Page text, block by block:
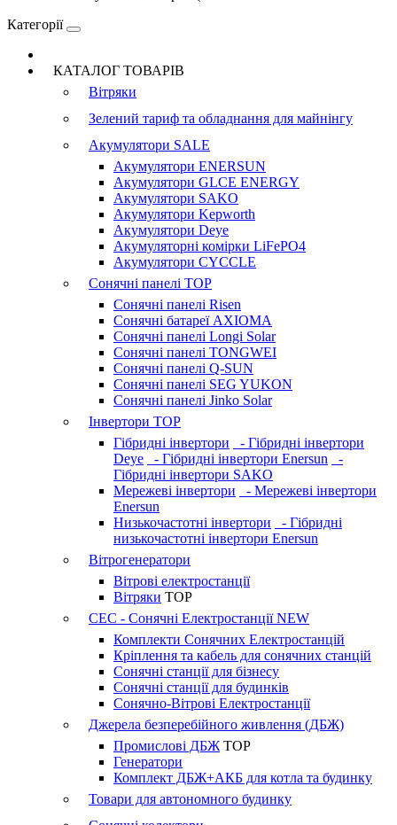
Категорії
КАТАЛОГ ТОВАРІВ
Вітряки
Зелений тариф та обладнання для майнінгу
Акумулятори SALE
Акумулятори ENERSUN
Акумулятори GLCE ENERGY
Акумулятори SAKO
Акумулятори Kepworth
Акумулятори Deye
Акумуляторні комірки LiFePO4
Акумулятори CYCCLE
Сонячні панелі TOP
Сонячні панелі Risen
Сонячні батареї AXIOMA
Сонячні панелі Longi Solar
Сонячні панелі TONGWEI
Сонячні панелі Q-SUN
Сонячні панелі SEG YUKON
Сонячні панелі Jinko Solar
Інвертори TOP
Гібридні інвертори
- Гібридні інвертори
Deye
- Гібридні інвертори Enersun
-
Гібридні інвертори SAKO
Мережеві інвертори
- Мережеві інвертори
Enersun
Низькочастотні інвертори
- Гібридні
низькочастотні інвертори Enersun
Вітрогенератори
Вітрові електростанції
Вітряки TOP
СЕС - Сонячні Електростанції NEW
Комплекти Сонячних Електростанцій
Кріплення та кабель для сонячних станцій
Сонячні станції для бізнесу
Сонячні станції для будинків
Сонячно-Вітрові Електростанції
Джерела безперебійного живлення (ДБЖ)
Промислові ДБЖ TOP
Генератори
Комплект ДБЖ+АКБ для котла та будинку
Товари для автономного будинку